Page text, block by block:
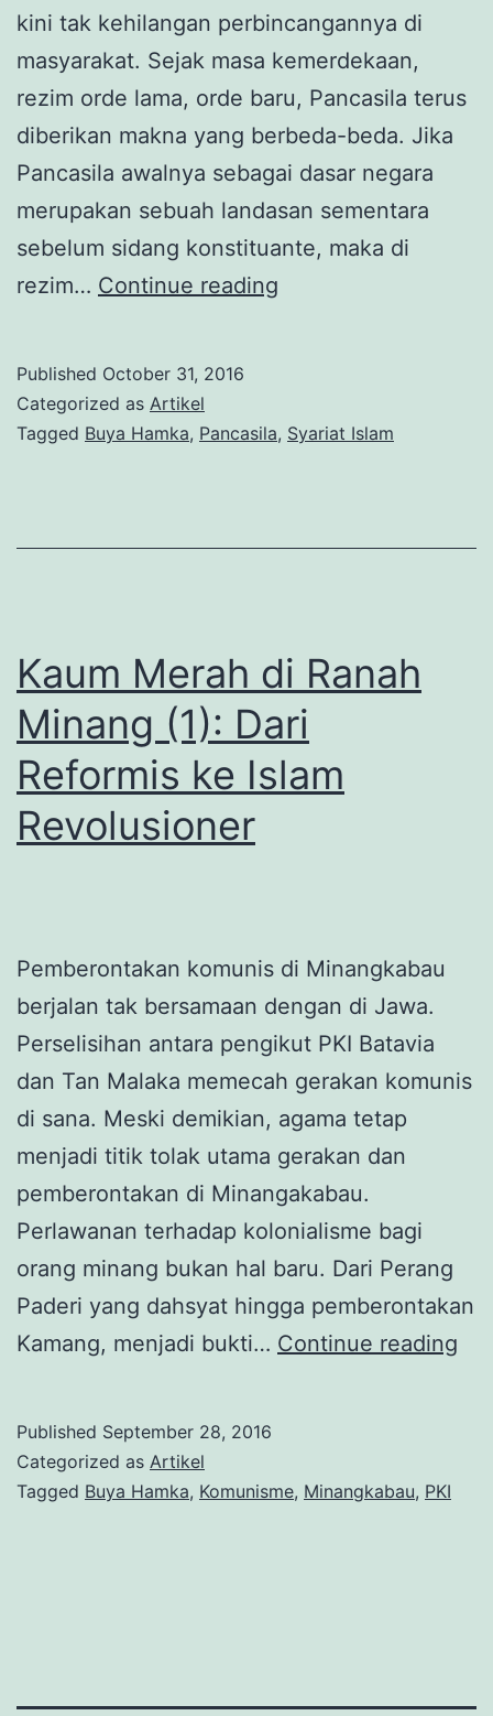
kini tak kehilangan perbincangannya di
masyarakat. Sejak masa kemerdekaan,
rezim orde lama, orde baru, Pancasila terus
diberikan makna yang berbeda-beda. Jika
Pancasila awalnya sebagai dasar negara
merupakan sebuah landasan sementara
sebelum sidang konstituante, maka di
rezim… Continue reading
Published October 31, 2016
Categorized as Artikel
Tagged Buya Hamka, Pancasila, Syariat Islam
Kaum Merah di Ranah
Minang (1): Dari
Reformis ke Islam
Revolusioner
Pemberontakan komunis di Minangkabau
berjalan tak bersamaan dengan di Jawa.
Perselisihan antara pengikut PKI Batavia
dan Tan Malaka memecah gerakan komunis
di sana. Meski demikian, agama tetap
menjadi titik tolak utama gerakan dan
pemberontakan di Minangakabau.
Perlawanan terhadap kolonialisme bagi
orang minang bukan hal baru. Dari Perang
Paderi yang dahsyat hingga pemberontakan
Kamang, menjadi bukti… Continue reading
Published September 28, 2016
Categorized as Artikel
Tagged Buya Hamka, Komunisme, Minangkabau, PKI